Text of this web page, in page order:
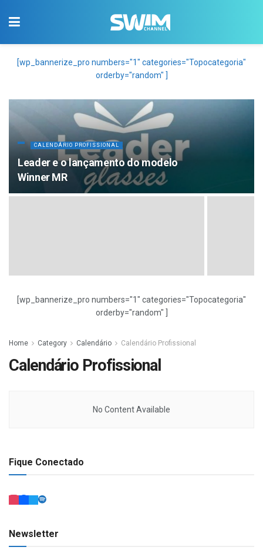
[wp_bannerize_pro numbers="1" categories="Topocategoria"
orderby="random" ]
CALENDÁRIO PROFISSIONAL
Leader e o lançamento do modelo
Winner MR
[wp_bannerize_pro numbers="1" categories="Topocategoria"
orderby="random" ]
Home Category Calendário Calendário Profissional
Calendário Profissional
No Content Available
Fique Conectado
Newsletter